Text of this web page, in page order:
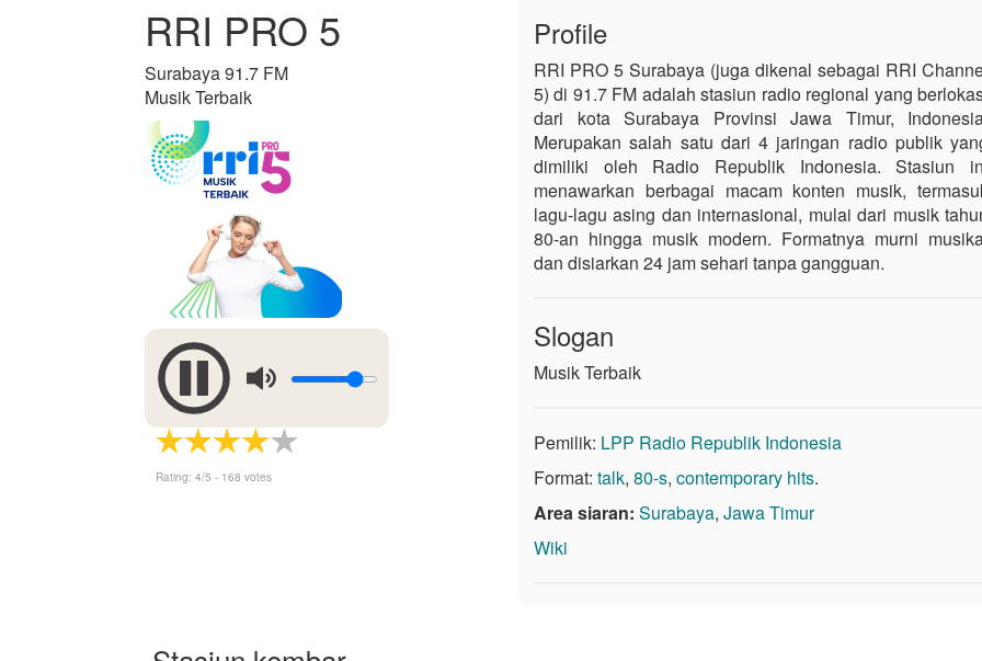
RRI PRO 5
Surabaya 91.7 FM
Musik Terbaik
Rating: 4/5 - 168 votes
Profile
RRI PRO 5 Surabaya (juga dikenal sebagai RRI
5) di 91.7 FM adalah stasiun radio regional yang
dari kota Surabaya Provinsi Jawa Timur,
Merupakan salah satu dari 4 jaringan radio publik
dimiliki oleh Radio Republik Indonesia. Stasiun
menawarkan berbagai macam konten musik,
lagu-lagu asing dan internasional, mulai dari musik
80-an hingga musik modern. Formatnya murni
dan disiarkan 24 jam sehari tanpa gangguan.
Slogan
Musik Terbaik
Pemilik: LPP Radio Republik Indonesia
Format: talk, 80-s, contemporary hits.
Area siaran: Surabaya, Jawa Timur
Wiki